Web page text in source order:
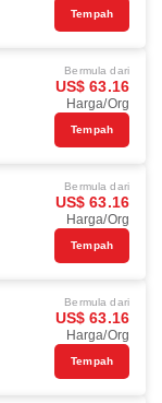
Tempah
Bermula dari
US$ 63.16
Harga/Org
Tempah
Bermula dari
US$ 63.16
Harga/Org
Tempah
Bermula dari
US$ 63.16
Harga/Org
Tempah